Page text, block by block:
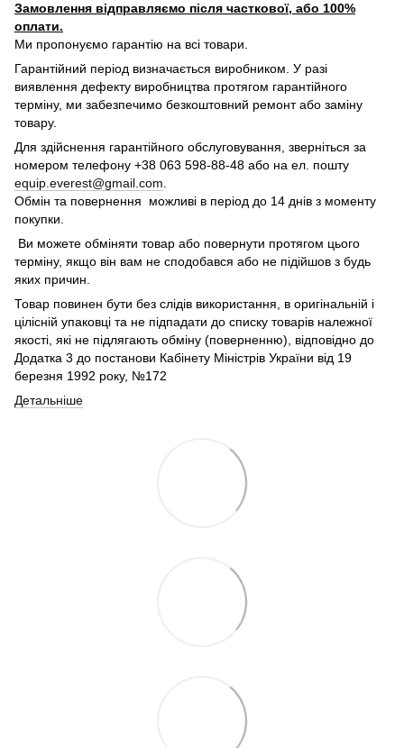
Замовлення відправляємо після часткової, або 100%
оплати.
Ми пропонуємо гарантію на всі товари.
Гарантійний період визначається виробником. У разі
виявлення дефекту виробництва протягом гарантійного
терміну, ми забезпечимо безкоштовний ремонт або заміну
товару.
Для здійснення гарантійного обслуговування, зверніться за
номером телефону +38 063 598-88-48 або на ел. пошту
equip.everest@gmail.com.
Обмін та повернення можливі в період до 14 днів з моменту
покупки.
Ви можете обміняти товар або повернути протягом цього
терміну, якщо він вам не сподобався або не підійшов з будь
яких причин.
Товар повинен бути без слідів використання, в оригінальній і
цілісній упаковці та не підпадати до списку товарів належної
якості, які не підлягають обміну (поверненню), відповідно до
Додатка 3 до постанови Кабінету Міністрів України від 19
березня 1992 року, №172
Детальніше